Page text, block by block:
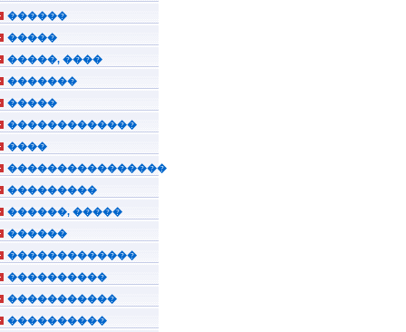
������
�����
�����, ����
�������
�����
�������������
����
����������������
���������
������, �����
������
�������������
����������
�����������
����������